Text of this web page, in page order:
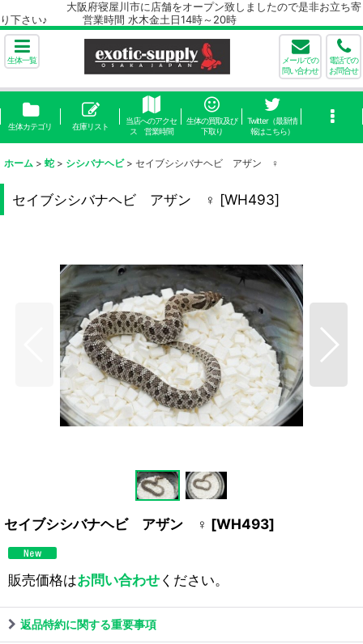
大阪府寝屋川市に店舗をオープン致しましたので是非お立ち寄
り下さい♪ 営業時間 水木金土日14時～20時
生体一覧
メールでの
問い合わせ
電話での
お問合せ
生体カテゴリ 在庫リスト
当店へのアクセ
ス 営業時間
生体の買取及び
下取り
Twitter（最新情
報はこちら）
ホーム > 蛇 > シシバナヘビ > セイブシシバナヘビ アザン ♀
セイブシシバナヘビ アザン ♀ [WH493]
セイブシシバナヘビ アザン ♀ [WH493]
販売価格はお問い合わせください。
返品特約に関する重要事項